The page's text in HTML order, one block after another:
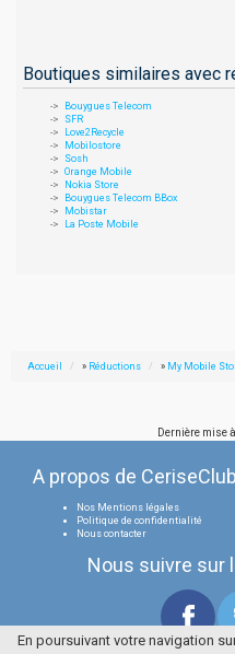
Boutiques similaires avec
Bouygues Telecom
SFR
Love2Recycle
Mobilostore
Sosh
Orange Mobile
Nokia Store
Bouygues Telecom BBox
Mobistar
La Poste Mobile
Accueil » Réductions » My Mobile
Dernière mise
A propos de CeriseClub
Nos Mentions légales
Politique de confidentialité
Nous contacter
Nous suivre sur
En poursuivant votre navigation